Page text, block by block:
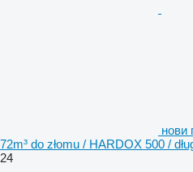
нови
72m³ do złomu / HARDOX 500 /
24